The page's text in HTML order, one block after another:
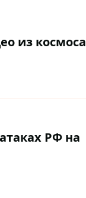
из космоса
РФ на